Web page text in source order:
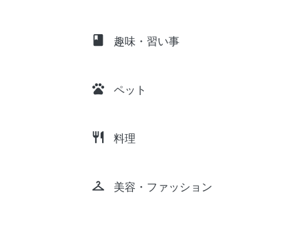
class 趣味・習い事
pets ペット
restaurant 料理
checkroom 美容・ファッション